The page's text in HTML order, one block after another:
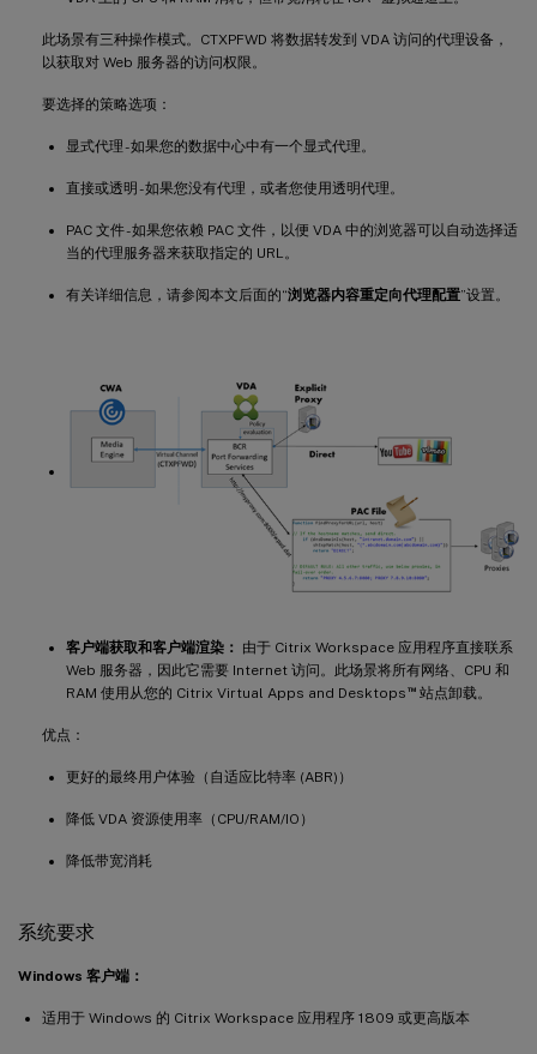
此场景有三种操作模式。CTXPFWD 将数据转发到 VDA 访问的代理设备，
以获取对 Web 服务器的访问权限。
要选择的策略选项：
显式代理 - 如果您的数据中心中有一个显式代理。
直接或透明 - 如果您没有代理，或者您使用透明代理。
PAC 文件 - 如果您依赖 PAC 文件，以便 VDA 中的浏览器可以自动选择适
当的代理服务器来获取指定的 URL。
有关详细信息，请参阅本文后面的“浏览器内容重定向代理配置”设置。
客户端获取和客户端渲染：
由于 Citrix Workspace 应用程序直接联系
Web 服务器，因此它需要 Internet 访问。此场景将所有网络、CPU 和
RAM 使用从您的 Citrix Virtual Apps and Desktops ™站点卸载。
优点：
更好的最终用户体验（自适应比特率 (ABR)）
降低 VDA 资源使用率（CPU/RAM/IO）
降低带宽消耗
系统要求
Windows 客户端：
适用于 Windows 的 Citrix Workspace 应用程序 1809 或更高版本